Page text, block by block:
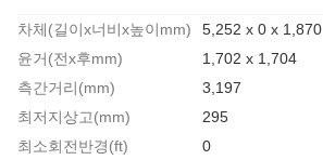
차체(길이x너비x높이mm)
5,252 x 0 x 1,870
윤거(전x후mm)
1,702 x 1,704
측간거리(mm)
3,197
최저지상고(mm)
295
최소회전반경(ft)
0